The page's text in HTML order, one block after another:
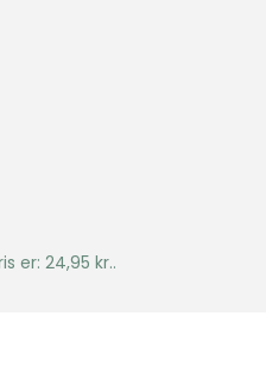
er: 24,95 kr..